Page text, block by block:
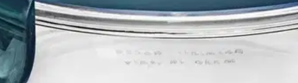
kansi. Lasivuoan lämmönkesto -20°C - +220°C. Tiiviö soveltuu pakastamiseen,